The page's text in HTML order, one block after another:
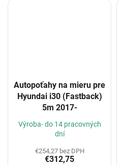
Autopoťahy na mieru pre
Hyundai i30 (Fastback)
5m 2017-
Výroba- do 14 pracovných
dní
€254,27 bez DPH
€312,75